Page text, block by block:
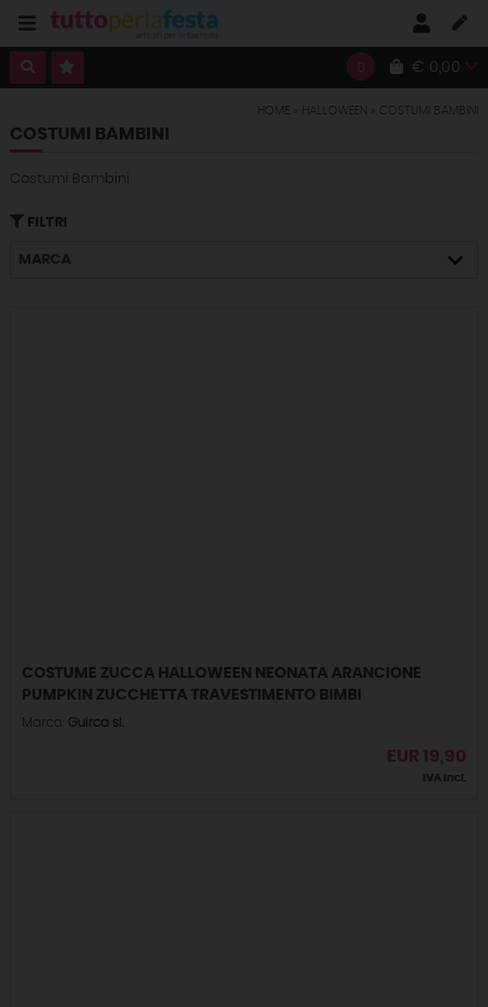
0 € 0,00
HOME HALLOWEEN COSTUMI BAMBINI
COSTUMI BAMBINI
Costumi Bambini
FILTRI
MARCA
COSTUME ZUCCA HALLOWEEN NEONATA ARANCIONE
PUMPKIN ZUCCHETTA TRAVESTIMENTO BIMBI
Marca: Guirca sl.
EUR19,90
IVA incl.